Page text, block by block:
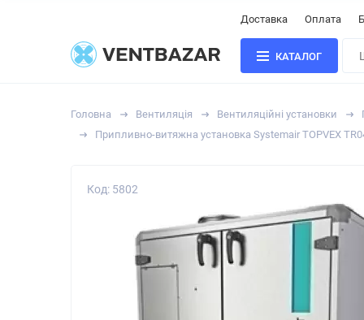
Доставка Оплата
КАТАЛОГ
Головна Вентиляція Вентиляційні установки
Припливно-витяжна установка Systemair TOPVEX
Код: 5802